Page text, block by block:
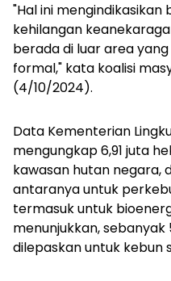
"Hal ini
kehilangan
berada di luar area
formal," kata koalisi
(4/10/2024).
Data Kementerian
mengungkap 6,91 juta
kawasan hutan negara,
antaranya untuk
termasuk untuk
menunjukkan,
dilepaskan untuk kebun